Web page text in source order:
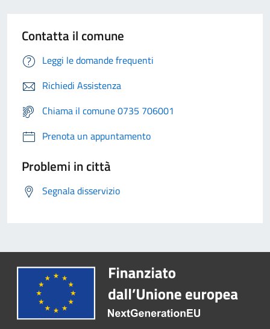
Contatta il comune
Leggi le domande frequenti
Richiedi Assistenza
Chiama il comune 0735 706001
Prenota un appuntamento
Problemi in città
Segnala disservizio